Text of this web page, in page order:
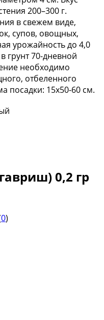
200–300 г.
в свежем виде,
супов, овощных,
урожайность до 4,0
грунт 70-дневной
необходимо
отбеленного
посадки: 15x50-60 см.
0,2 гр
0)